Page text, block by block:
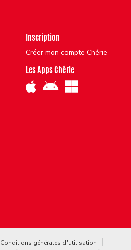
Inscription
Créer mon compte Chérie
Les Apps Chérie
Conditions générales d'utilisation